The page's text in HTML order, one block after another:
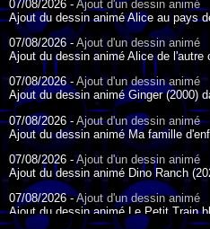
07/08/2026 - Ajout d'un dessin animé
Ajout du dessin animé Alice au pays
07/08/2026 -Ajout d'un dessin animé
Ajout du dessin animé Alice de
07/08/2026 - Ajout d'un dessin animé
Ajout du dessin animé Ginger (2000)
07/08/2026 - Ajout d'un dessin animé
Ajout du dessin animé Ma famille
07/08/2026 -Ajout d'un dessin animé
Ajout du dessin animé Dino Ranch
07/08/2026 -Ajout d'un dessin animé
Ajout du dessin animé Le Petit Train